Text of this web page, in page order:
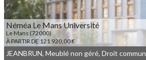
Néméa Le Mans Université
Le Mans (72000)
À PARTIR DE 121 920,00 €
JEANBRUN, Meublé non géré, Droit commun